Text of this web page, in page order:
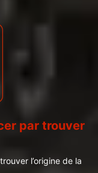
par trouver
l’origine de la